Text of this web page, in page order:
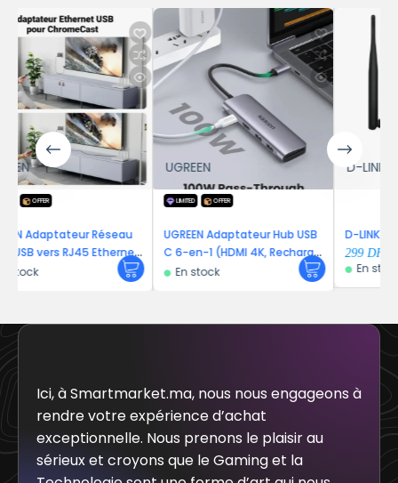
1M
UGREEN
UGREEN Adaptateur Hub USB
C 6-en-1 (HDMI 4K, Recharge
D-LINK
D-LINK ADSL2+ N300
299DH
Ici, à Smartmarket.ma, nous nous engageons à
rendre votre expérience d’achat
exceptionnelle. Nous prenons le plaisir au
sérieux et croyons que le Gaming et la